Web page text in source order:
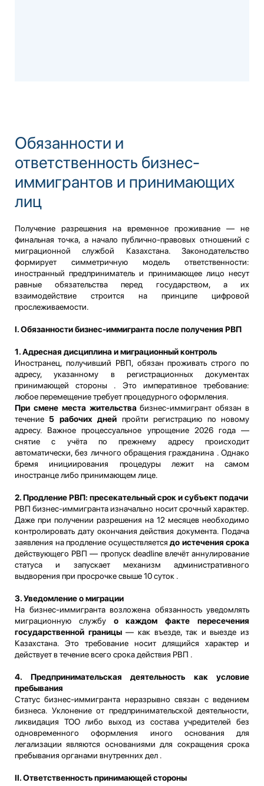
Обязанности и
ответственность бизнес-
иммигрантов и принимающих
лиц
Получение разрешения на временное проживание — не
финальная точка, а начало публично-правовых отношений с
миграционной службой Казахстана. Законодательство
формирует симметричную модель ответственности:
иностранный предприниматель и принимающее лицо несут
равные обязательства перед государством, а их
взаимодействие строится на принципе цифровой
прослеживаемости.
I. Обязанности бизнес-иммигранта после получения РВП
1. Адресная дисциплина и миграционный контроль
Иностранец, получивший РВП, обязан проживать строго по
адресу, указанному в регистрационных документах
принимающей стороны . Это императивное требование:
любое перемещение требует процедурного оформления.
При смене места жительства бизнес-иммигрант обязан в
течение5 рабочих дней пройти регистрацию по новому
адресу. Важное процессуальное упрощение 2026 года —
снятие с учёта по прежнему адресу происходит
автоматически, без личного обращения гражданина . Однако
бремя инициирования процедуры лежит на самом
иностранце либо принимающем лице.
2. Продление РВП: пресекательный срок и субъект подачи
РВП бизнес-иммигранта изначально носит срочный характер.
Даже при получении разрешения на 12 месяцев необходимо
контролировать дату окончания действия документа. Подача
заявления на продление осуществляется до истечения срока
действующего РВП — пропуск deadline влечёт аннулирование
статуса и запускает механизм административного
выдворения при просрочке свыше 10 суток .
3. Уведомление о миграции
На бизнес-иммигранта возложена обязанность уведомлять
миграционную службу о каждом факте пересечения
государственной границы— как въезде, так и выезде из
Казахстана. Это требование носит длящийся характер и
действует в течение всего срока действия РВП .
4. Предпринимательская деятельность как условие
пребывания
Статус бизнес-иммигранта неразрывно связан с ведением
бизнеса. Уклонение от предпринимательской деятельности,
ликвидация ТОО либо выход из состава учредителей без
одновременного оформления иного основания для
легализации являются основаниями для сокращения срока
пребывания органами внутренних дел .
II. Ответственность принимающей стороны